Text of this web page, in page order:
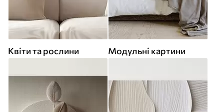
Квіти та рослини Модульні картини